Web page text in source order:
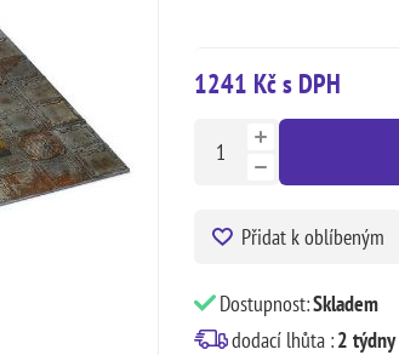
1241 Kč s DPH
Přidat k oblíbeným
Dostupnost:Skladem
dodací lhůta :2 týdny